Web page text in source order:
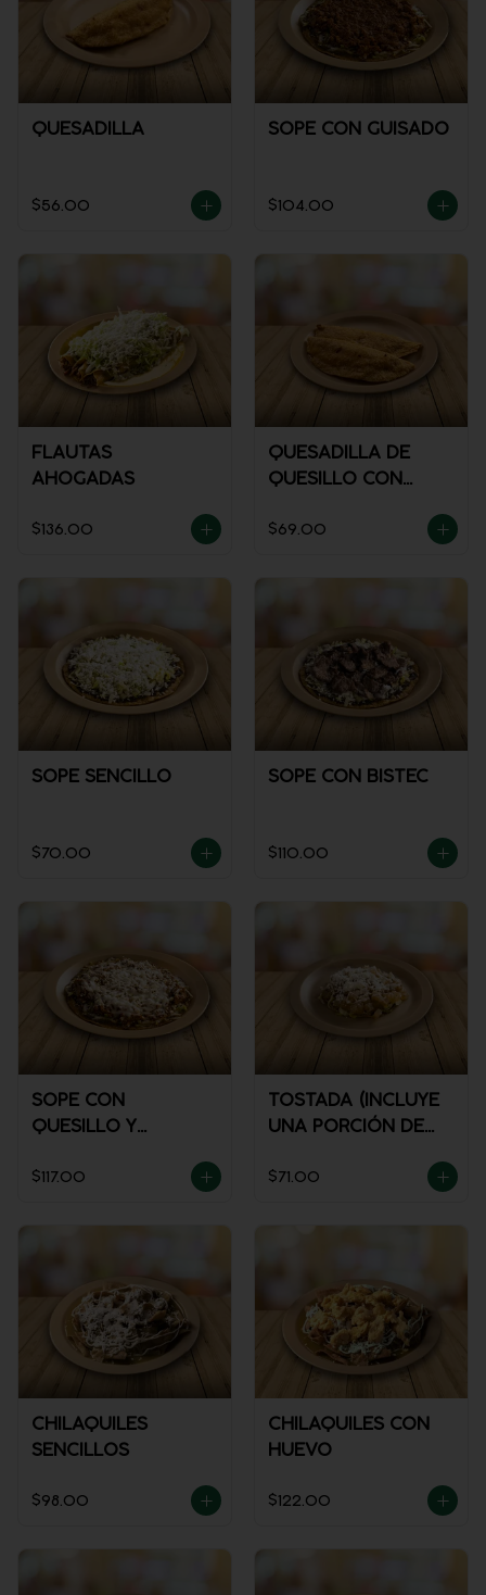
QUESADILLA
$56.00
SOPE CON GUISADO
$104.00
FLAUTAS
AHOGADAS
$136.00
QUESADILLA DE
QUESILLO CON
$69.00
SOPE SENCILLO
$70.00
SOPE CON BISTEC
$110.00
SOPE CON
QUESILLO Y
$117.00
TOSTADA (INCLUYE
UNA PORCIÓN DE
$71.00
CHILAQUILES
SENCILLOS
$98.00
CHILAQUILES CON
HUEVO
$122.00